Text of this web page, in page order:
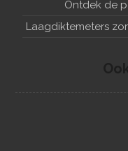
Ontdek de
Laagdiktemeters